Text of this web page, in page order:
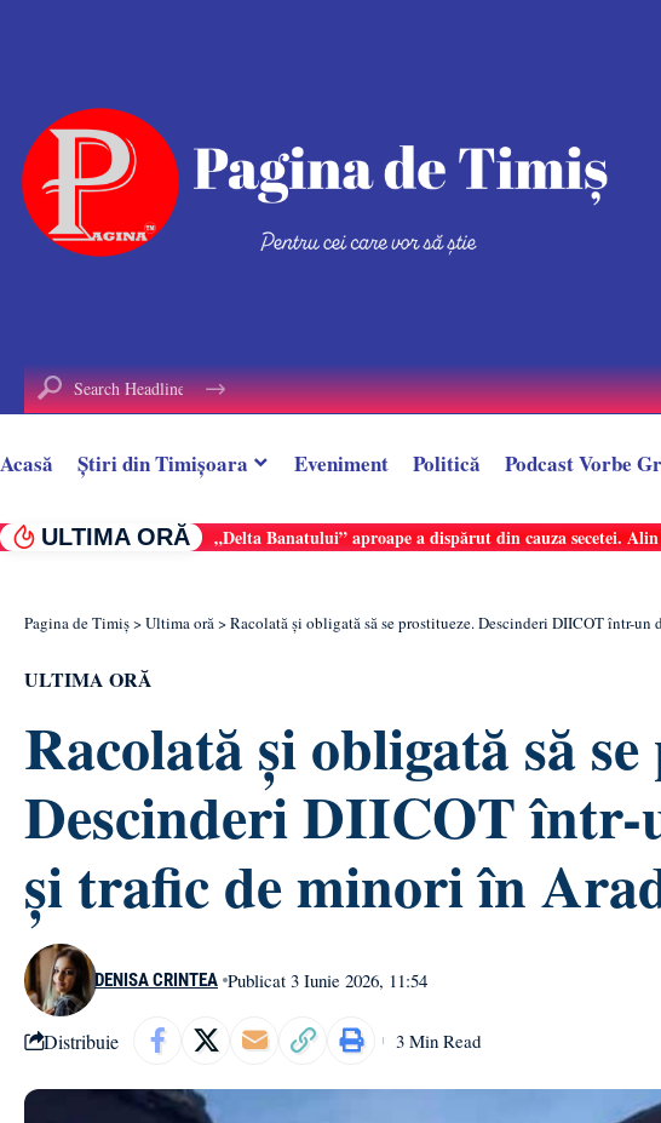
Acasă Știri din Timișoara Eveniment Politică Podcast Vorbe
ULTIMA ORĂ „Delta Banatului” aproape a dispărut din cauza secetei.
Pagina de Timiș>Ultima oră>Racolată și obligată să se prostitueze. Descinderi DIICOT într-
ULTIMA ORĂ
Racolată și obligată să
Descinderi DIICOT într-
și trafic de minori în
DENISA CRINTEA Publicat 3 Iunie 2026, 11:54
Distribuie 3 Min Read